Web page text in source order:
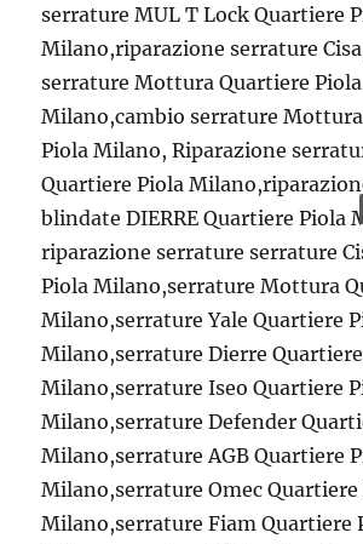
serrature MUL T Lock Quartiere
Milano,riparazione serrature
serrature Mottura Quartiere Piola
Milano,cambio serrature
Piola Milano, Riparazione
Quartiere Piola
blindate DIERRE Quartiere Piola
riparazione serrature serrature
Piola Milano,serrature Mottura
Milano,serrature Yale Quartiere
Milano,serrature Dierre
Milano,serrature Iseo Quartiere
Milano,serrature Defender
Milano,serrature AGB Quartiere
Milano,serrature Omec Quartiere
Milano,serrature Fiam Quartiere